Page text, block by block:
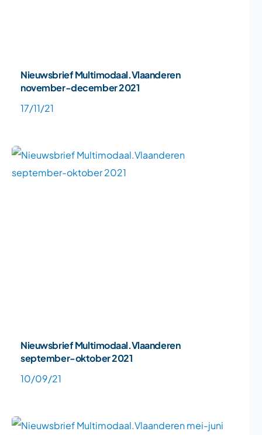
Nieuwsbrief Multimodaal.Vlaanderen
november-december 2021
17/11/21
Nieuwsbrief Multimodaal.Vlaanderen
september-oktober 2021
10/09/21